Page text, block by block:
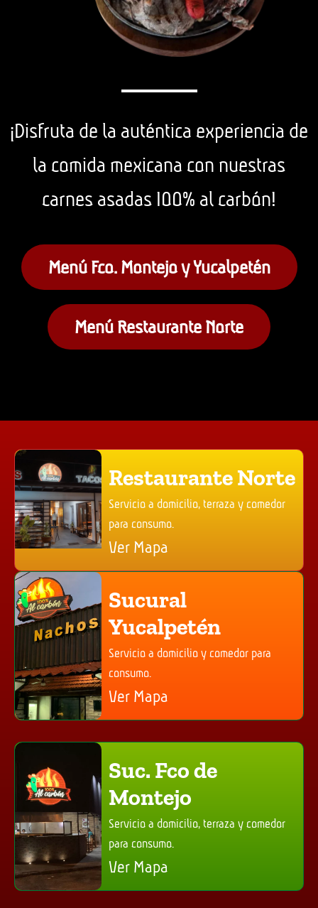
¡Disfruta de la auténtica experiencia de
la comida mexicana con nuestras
carnes asadas 100% al carbón!
Menú Fco. Montejo y Yucalpetén
Menú Restaurante Norte
Restaurante Norte
Servicio a domicilio, terraza y comedor
para consumo.
Ver Mapa
Sucural
Yucalpetén
Servicio a domicilio y comedor para
consumo.
Ver Mapa
Suc. Fco de
Montejo
Servicio a domicilio, terraza y comedor
para consumo.
Ver Mapa